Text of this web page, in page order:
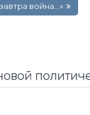
война…»